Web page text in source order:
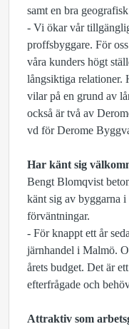
samt en bra
- Vi ökar vår
proffsbyggare. För
våra kunders högt
långsiktiga relationer.
vilar på en grund av
också är två av
vd för Derome
Har känt sig
Bengt Blomqvist
känt sig av byggarna
förväntningar.
- För knappt ett år
järnhandel i Malmö.
årets budget. Det är
efterfrågade och
Attraktiv som